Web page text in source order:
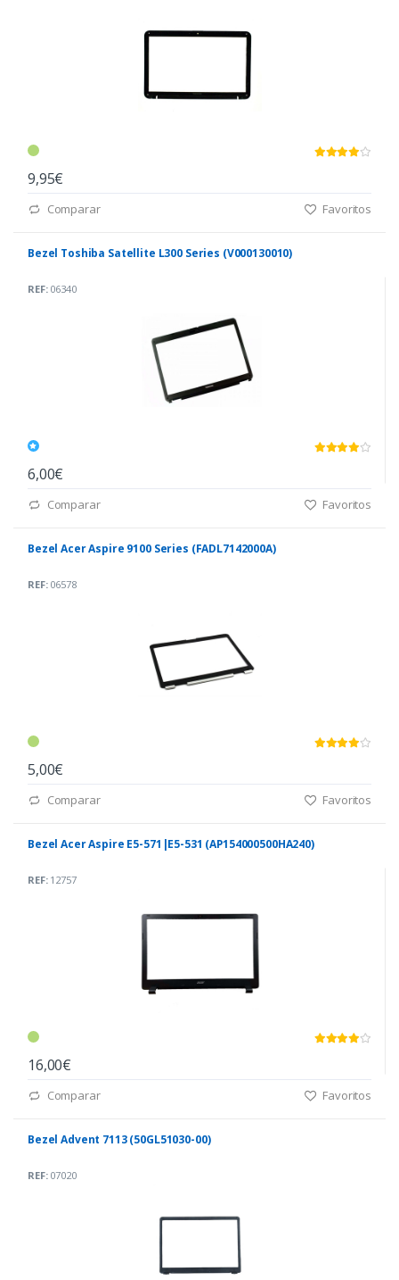
9,95€
Comparar Favoritos
Bezel Toshiba Satellite L300 Series (V000130010)
REF:06340
6,00€
Comparar Favoritos
Bezel Acer Aspire 9100 Series (FADL7142000A)
REF:06578
5,00€
Comparar Favoritos
Bezel Acer Aspire E5-571|E5-531 (AP154000500HA240)
REF:12757
16,00€
Comparar Favoritos
Bezel Advent 7113 (50GL51030-00)
REF:07020